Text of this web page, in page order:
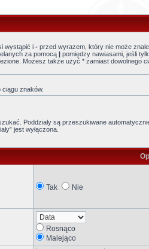
wystąpić i - przed wyrazem, który nie może
za pomocą | pomiędzy nawiasami, jeśli
Możesz także użyć * zamiast dowolnego
znaków.
Poddziały są przeszukiwane
jest wyłączona.
Tak Nie
Rosnąco
Malejąco